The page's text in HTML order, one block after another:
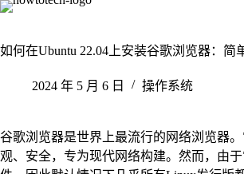
跳
内
如何在Ubuntu 22.04上安装谷歌浏览器：简
2024 年 5 月 6 日 操作系统
谷歌浏览器是世界上最流行的网络浏览器
观、安全，专为现代网络构建。然而，由